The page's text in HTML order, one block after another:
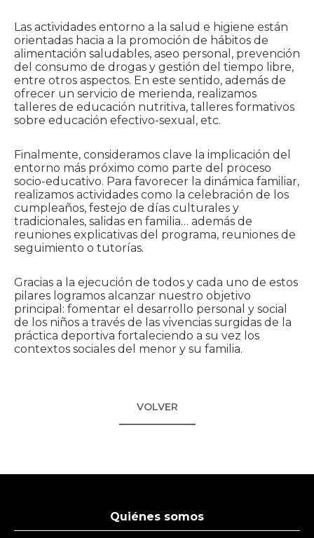
Las actividades entorno a la salud e higiene están
orientadas hacia a la promoción de hábitos de
alimentación saludables, aseo personal, prevención
del consumo de drogas y gestión del tiempo libre,
entre otros aspectos. En este sentido, además de
ofrecer un servicio de merienda, realizamos
talleres de educación nutritiva, talleres formativos
sobre educación efectivo-sexual, etc.
Finalmente, consideramos clave la implicación del
entorno más próximo como parte del proceso
socio-educativo. Para favorecer la dinámica familiar,
realizamos actividades como la celebración de los
cumpleaños, festejo de días culturales y
tradicionales, salidas en familia… además de
reuniones explicativas del programa, reuniones de
seguimiento o tutorías.
Gracias a la ejecución de todos y cada uno de estos
pilares logramos alcanzar nuestro objetivo
principal: fomentar el desarrollo personal y social
de los niños a través de las vivencias surgidas de la
práctica deportiva fortaleciendo a su vez los
contextos sociales del menor y su familia.
VOLVER
Quiénes somos